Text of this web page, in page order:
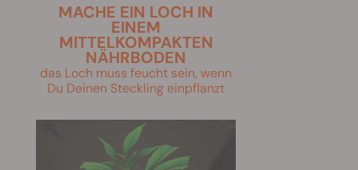
MACHE EIN LOCH IN
EINEM
MITTELKOMPAKTEN
NÄHRBODEN
das Loch muss feucht sein, wenn
Du Deinen Steckling einpflanzt